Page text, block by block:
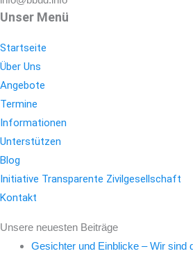
Unser Menü
Startseite
Über Uns
Angebote
Termine
Informationen
Unterstützen
Blog
Initiative Transparente Zivilgesellschaft
Kontakt
Unsere neuesten Beiträge
Gesichter und Einblicke – Wir sind